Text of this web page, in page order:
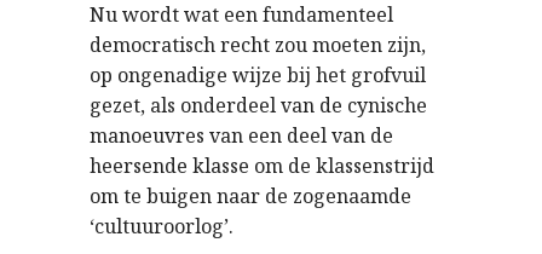
Nu wordt wat een fundamenteel
democratisch recht zou moeten zijn,
op ongenadige wijze bij het grofvuil
gezet, als onderdeel van de cynische
manoeuvres van een deel van de
heersende klasse om de klassenstrijd
om te buigen naar de zogenaamde
‘cultuuroorlog’.